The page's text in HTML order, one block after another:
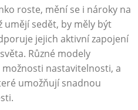
roste, mění se i nároky na
umějí sedět, by měly být
jejich aktivní zapojení
Různé modely
nastavitelnosti, a
umožňují snadnou